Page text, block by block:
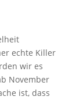
echte Killer
wir es
November
ist, dass